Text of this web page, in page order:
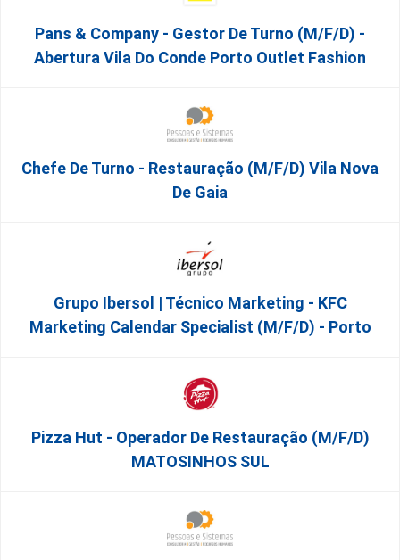
Pans & Company - Gestor De Turno (m/f/d) -
Abertura Vila Do Conde Porto Outlet Fashion
Chefe De Turno - Restauração (m/f/d) Vila Nova
De Gaia
Grupo Ibersol | Técnico Marketing - KFC
Marketing Calendar Specialist (m/f/d) - Porto
Pizza Hut - Operador De Restauração (m/f/d)
MATOSINHOS SUL